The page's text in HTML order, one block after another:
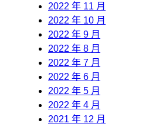
2022 年 11 月
2022 年 10 月
2022 年 9 月
2022 年 8 月
2022 年 7 月
2022 年 6 月
2022 年 5 月
2022 年 4 月
2021 年 12 月